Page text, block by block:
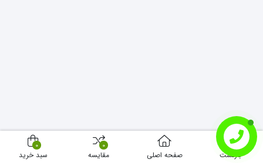
بازگشت صفحه اصلی
0
مقایسه
0
سبد خرید